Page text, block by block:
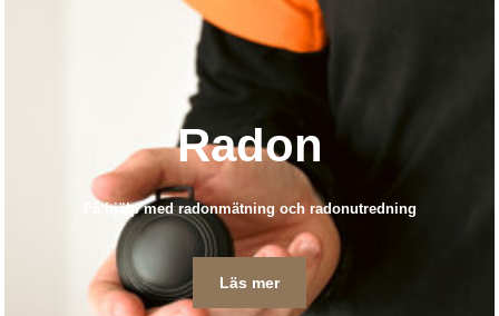
Radon
Få hjälp med radonmätning och radonutredning
Läs mer